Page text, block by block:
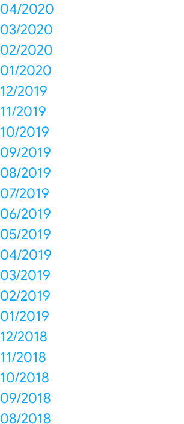
04/2020
03/2020
02/2020
01/2020
12/2019
11/2019
10/2019
09/2019
08/2019
07/2019
06/2019
05/2019
04/2019
03/2019
02/2019
01/2019
12/2018
11/2018
10/2018
09/2018
08/2018